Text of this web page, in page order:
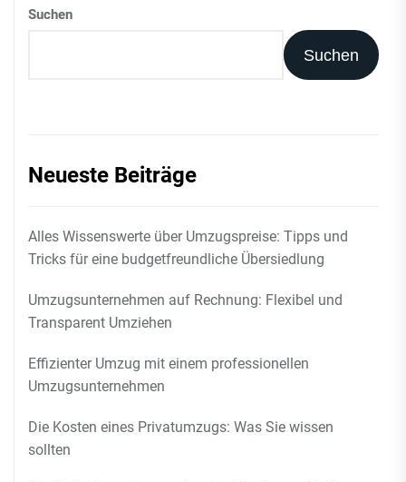
Suchen
Suchen
Neueste Beiträge
Alles Wissenswerte über Umzugspreise: Tipps und
Tricks für eine budgetfreundliche Übersiedlung
Umzugsunternehmen auf Rechnung: Flexibel und
Transparent Umziehen
Effizienter Umzug mit einem professionellen
Umzugsunternehmen
Die Kosten eines Privatumzugs: Was Sie wissen
sollten